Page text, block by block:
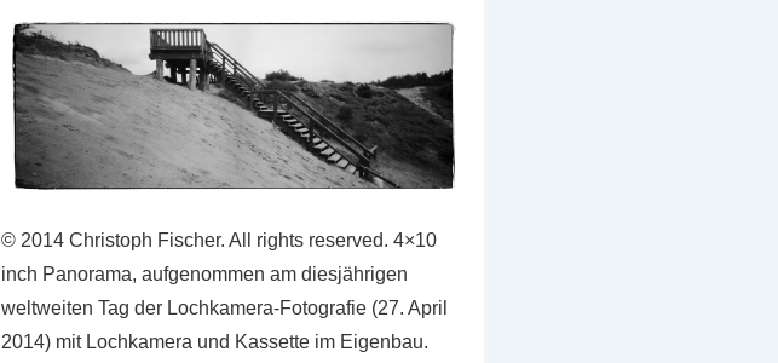
© 2014 Christoph Fischer. All rights reserved. 4×10
inch Panorama, aufgenommen am diesjährigen
weltweiten Tag der Lochkamera-Fotografie (27. April
2014) mit Lochkamera und Kassette im Eigenbau.